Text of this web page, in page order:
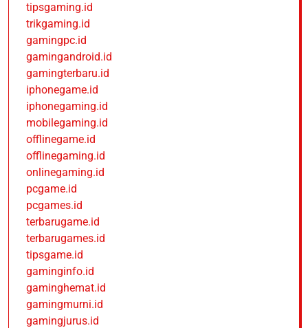
tipsgaming.id
trikgaming.id
gamingpc.id
gamingandroid.id
gamingterbaru.id
iphonegame.id
iphonegaming.id
mobilegaming.id
offlinegame.id
offlinegaming.id
onlinegaming.id
pcgame.id
pcgames.id
terbarugame.id
terbarugames.id
tipsgame.id
gaminginfo.id
gaminghemat.id
gamingmurni.id
gamingjurus.id